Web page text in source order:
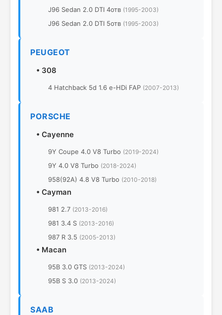
J96 Sedan 2.0 DTI 4отв (1995-2003)
J96 Sedan 2.0 DTI 5отв (1995-2003)
PEUGEOT
• 308
4 Hatchback 5d 1.6 e-HDi FAP (2007-2013)
PORSCHE
• Cayenne
9Y Coupe 4.0 V8 Turbo (2019-2024)
9Y 4.0 V8 Turbo (2018-2024)
958(92A) 4.8 V8 Turbo (2010-2018)
• Cayman
981 2.7 (2013-2016)
981 3.4 S (2013-2016)
987 R 3.5 (2005-2013)
• Macan
95B 3.0 GTS (2013-2024)
95B S 3.0 (2013-2024)
SAAB